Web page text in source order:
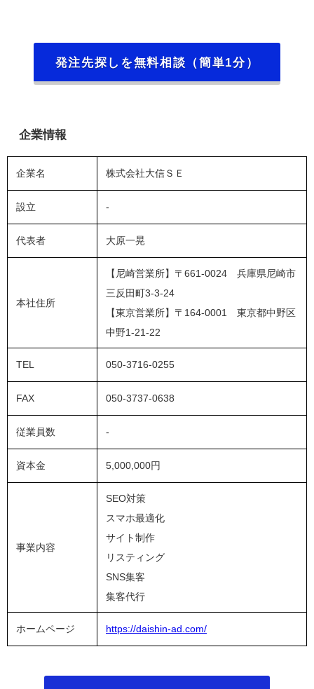
発注先探しを無料相談（簡単1分）
企業情報
企業名 株式会社大信ＳＥ
設立 -
代表者 大原一晃
本社住所
【尼崎営業所】〒661-0024 兵庫県尼崎市
三反田町3-3-24
【東京営業所】〒164-0001 東京都中野区
中野1-21-22
TEL 050-3716-0255
FAX 050-3737-0638
従業員数 -
資本金 5,000,000円
事業内容
SEO対策
スマホ最適化
サイト制作
リスティング
SNS集客
集客代行
ホームページ https://daishin-ad.com/